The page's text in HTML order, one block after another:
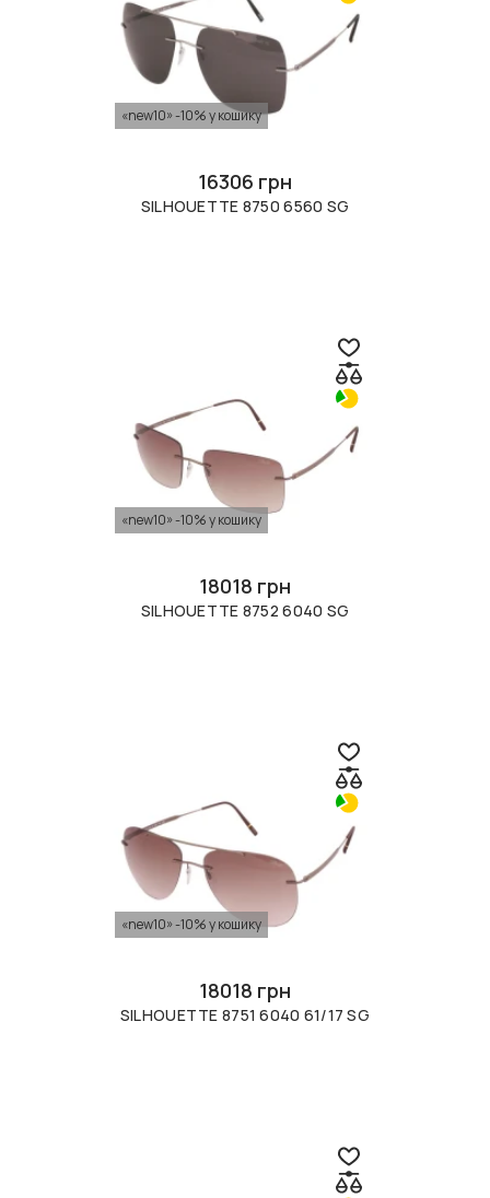
«new10» -10% у кошику
16306 грн
SILHOUETTE 8750 6560 SG
«new10» -10% у кошику
18018 грн
SILHOUETTE 8752 6040 SG
«new10» -10% у кошику
18018 грн
SILHOUETTE 8751 6040 61/17 SG